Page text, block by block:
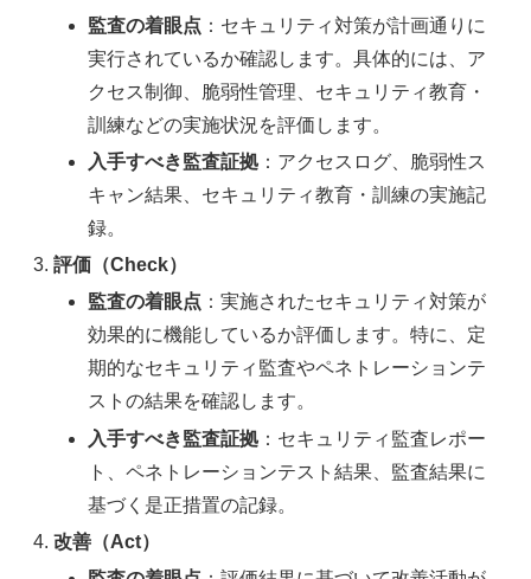
監査の着眼点 ：セキュリティ対策が計画通りに
実行されているか確認します。具体的には、ア
クセス制御、脆弱性管理、セキュリティ教育・
訓練などの実施状況を評価します。
入手すべき監査証拠 ：アクセスログ、脆弱性ス
キャン結果、セキュリティ教育・訓練の実施記
録。
評価（Check）
監査の着眼点 ：実施されたセキュリティ対策が
効果的に機能しているか評価します。特に、定
期的なセキュリティ監査やペネトレーションテ
ストの結果を確認します。
入手すべき監査証拠 ：セキュリティ監査レポー
ト、ペネトレーションテスト結果、監査結果に
基づく是正措置の記録。
改善（Act）